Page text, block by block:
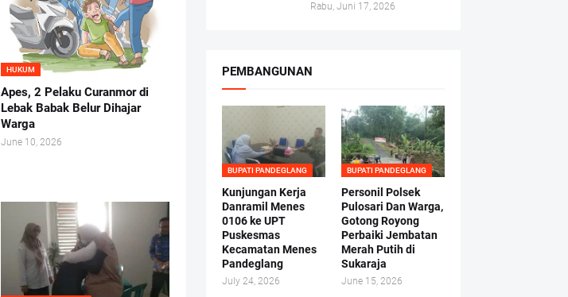
HUKUM
Apes, 2 Pelaku Curanmor di
Lebak Babak Belur Dihajar
Warga
June 10, 2026
Rabu, Juni 17, 2026
PEMBANGUNAN
BUPATI PANDEGLANG
Kunjungan Kerja
Danramil Menes
0106 ke UPT
Puskesmas
Kecamatan Menes
Pandeglang
July 24, 2026
BUPATI PANDEGLANG
Personil Polsek
Pulosari Dan Warga,
Gotong Royong
Perbaiki Jembatan
Merah Putih di
Sukaraja
June 15, 2026